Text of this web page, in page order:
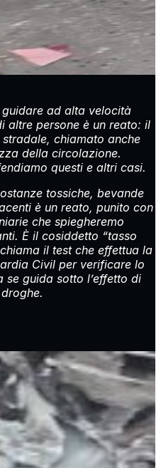
ad alta velocità
altre persone è un reato: il
chiamato anche
della circolazione.
questi e altri casi.
tossiche, bevande
è un reato, punito con
che spiegheremo
È il cosiddetto “tasso
il test che effettua la
Civil per verificare lo
guida sotto l’effetto di